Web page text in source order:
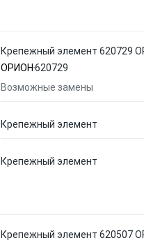
Крепежный элемент 620729
ОРИОН 620729
Возможные замены
Крепежный элемент
Крепежный элемент
Крепежный элемент 620507